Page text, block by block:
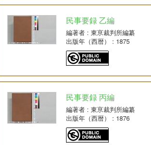
民事要録 乙編
編著者 : 東亰裁判所編纂
出版年（西暦）
: 1875
民事要録 丙編
編著者 : 東亰裁判所編纂
出版年（西暦）
: 1876